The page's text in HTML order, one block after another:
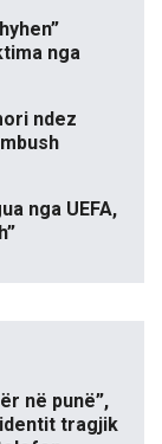
nga
ndez
nga UEFA,
në punë”,
tragjik